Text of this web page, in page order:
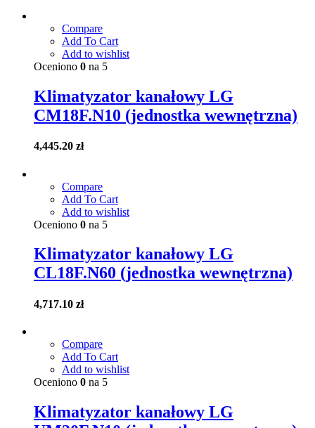
Compare
Add To Cart
Add to wishlist
Oceniono 0 na 5
Klimatyzator kanałowy LG
CM18F.N10 (jednostka wewnętrzna)
4,445.20 zł
Compare
Add To Cart
Add to wishlist
Oceniono 0 na 5
Klimatyzator kanałowy LG
CL18F.N60 (jednostka wewnętrzna)
4,717.10 zł
Compare
Add To Cart
Add to wishlist
Oceniono 0 na 5
Klimatyzator kanałowy LG